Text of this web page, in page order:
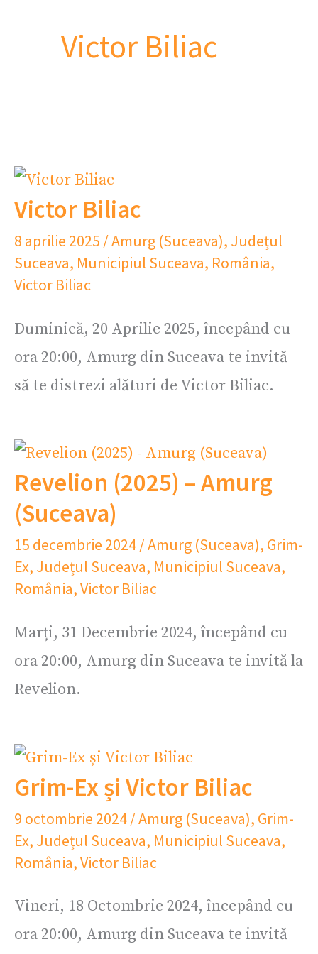
Victor Biliac
Victor Biliac
8 aprilie 2025 /Amurg (Suceava), Județul
Suceava, Municipiul Suceava, România,
Victor Biliac
Duminică, 20 Aprilie 2025, începând cu
ora 20:00, Amurg din Suceava te invită
să te distrezi alături de Victor Biliac.
Revelion (2025) – Amurg
(Suceava)
15 decembrie 2024/Amurg (Suceava), Grim-
Ex, Județul Suceava, Municipiul Suceava,
România,Victor Biliac
Marți, 31 Decembrie 2024, începând cu
ora 20:00, Amurg din Suceava te invită la
Revelion.
Grim-Ex și Victor Biliac
9 octombrie 2024/Amurg (Suceava), Grim-
Ex, Județul Suceava, Municipiul Suceava,
România,Victor Biliac
Vineri, 18 Octombrie 2024, începând cu
ora 20:00, Amurg din Suceava te invită